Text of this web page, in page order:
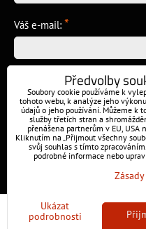
Váš e-mail: *
Předvolby soukromí Zásady
Předvolby
Soubory cookie používáme k
tohoto webu, k analýze jeho
údajů o jeho používání. Můžeme k
služby třetích stran a
přenášena partnerům v EU, USA
Kliknutím na „Přijmout všechny
svůj souhlas s tímto
podrobné informace nebo
Ukázat
podrobnosti